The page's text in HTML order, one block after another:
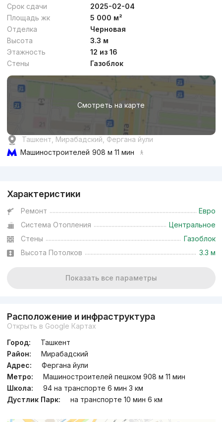
Срок сдачи
2025-02-04
Площадь жк
5 000 м²
Отделка
Черновая
Высота
3.3 м
Этажность
12 из 16
Стены
Газоблок
Смотреть на карте
Ташкент, Мирабадский, Фергана йули
Машиностроителей 908 м 11 мин
Характеристики
Ремонт
Евро
Система Отопления
Центральное
Стены
Газоблок
Высота Потолков
3.3 м
Показать все параметры
Расположение и инфраструктура
Открыть в Google Картах
Город:
Ташкент
Район:
Мирабадский
Адрес:
Фергана йули
Метро:
Машиностроителей пешком 908 м 11 мин
Школа:
94 на транспорте 6 мин 3 км
Дустлик Парк:
на транспорте 10 мин 6 км